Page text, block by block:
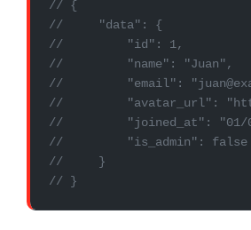
// {
//     "data": {
//         "id": 1,
//         "name": "Juan",
//         "email":
//         "avatar_url":
//         "joined_at": "01/
//         "is_admin": false
//     }
// }